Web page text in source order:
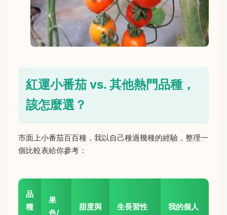
紅運小番茄 vs. 其他熱門品種，
該怎麼選？
市面上小番茄百百種，我以自己種過幾種的經驗，整理一
個比較表給你參考：
品
種
果
色/
甜度與
生長習性
我的個人